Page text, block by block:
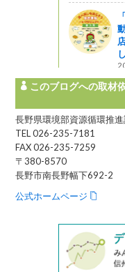
このブログへの取材
長野県環境部資源循環推進
TEL 026-235-7181
FAX 026-235-7259
〒380-8570
長野市南長野幅下692-2
公式ホームページ